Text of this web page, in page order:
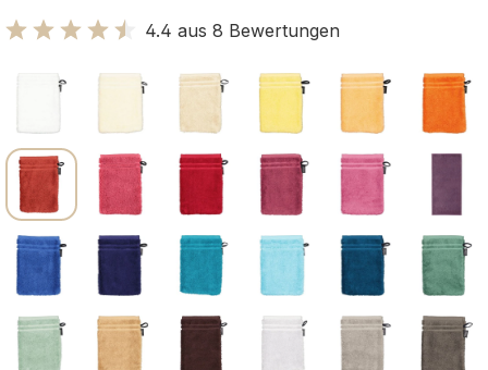
4.4 aus 8 Bewertungen